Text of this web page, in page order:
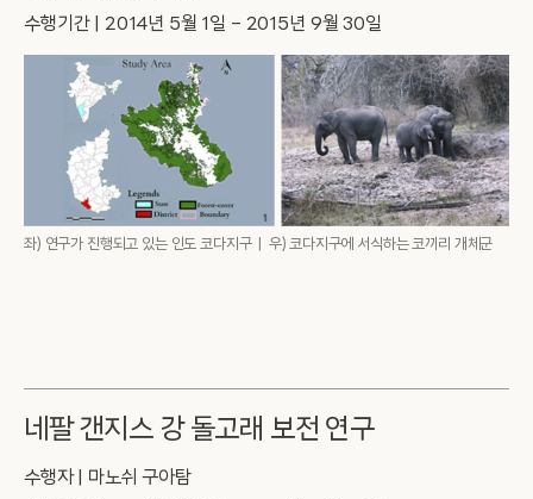
수행기간 | 2014년 5월 1일 – 2015년 9월 30일
좌) 연구가 진행되고 있는 인도 코다지구 | 우) 코다지구에 서식하는 코끼리 개체군
네팔 갠지스 강 돌고래 보전 연구
수행자 | 마노쉬 구아탐